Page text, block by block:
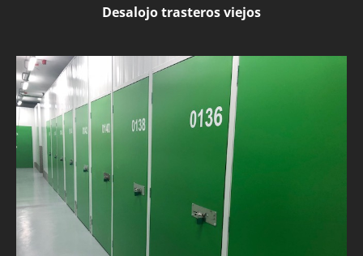
Desalojo trasteros viejos